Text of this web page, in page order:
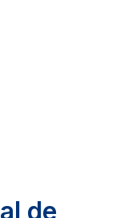
de